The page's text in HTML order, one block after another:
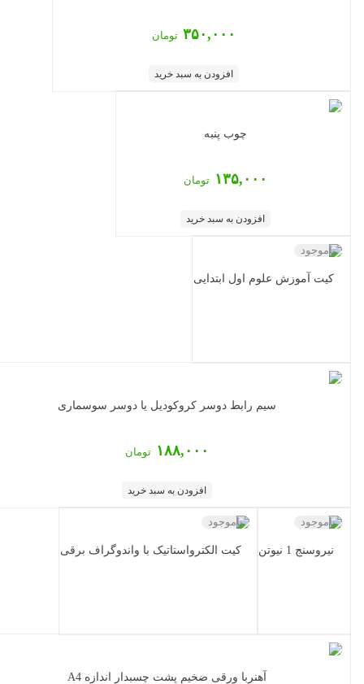
۳۵۰,۰۰۰ تومان
افزودن به سبد خرید
چوب پنبه
۱۳۵,۰۰۰تومان
افزودن به سبد خرید
کیت آموزش علوم اول ابتدایی
ناموجود
سیم رابط دوسر کروکودیل یا دوسر سوسماری
۱۸۸,۰۰۰تومان
افزودن به سبد خرید
نیروسنج 1 نیوتن
ناموجود
کیت الکترواستاتیک با واندوگراف برقی
ناموجود
آهنربا ورقی ضخیم پشت چسبدار اندازه A4